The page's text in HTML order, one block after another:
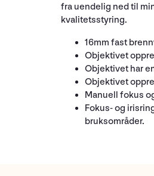
fra uendelig ned til
kvalitetsstyring.
16mm fast
Objektivet
Objektivet har
Objektivet
Manuell fokus
Fokus- og
bruksområder.